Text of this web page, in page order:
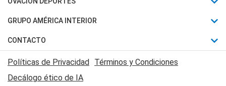
Judiciales
Economia
Motores
Trucos caseros
Series y Películas
Edictos y Solicitadas
Fútbol
Mundial
Automovilismo
Rugby
GRUPO AMÉRICA INTERIOR
Canal 7 en Vivo
CONTACTO
Acerca de Nosotros
Contactanos
Políticas de Privacidad Términos y Condiciones
Decálogo ético de IA